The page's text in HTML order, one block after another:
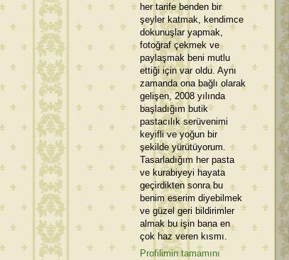
her tarife benden bir
şeyler katmak, kendimce
dokunuşlar yapmak,
fotoğraf çekmek ve
paylaşmak beni mutlu
ettiği için var oldu. Aynı
zamanda ona bağlı olarak
gelişen, 2008 yılında
başladığım butik
pastacılık serüvenimi
keyifli ve yoğun bir
şekilde yürütüyorum.
Tasarladığım her pasta
ve kurabiyeyi hayata
geçirdikten sonra bu
benim eserim diyebilmek
ve güzel geri bildirimler
almak bu işin bana en
çok haz veren kısmı.
Profilimin tamamını